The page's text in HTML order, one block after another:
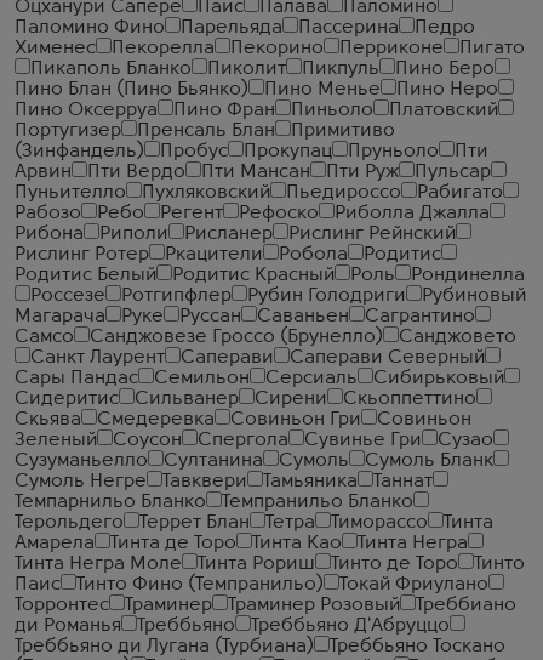
Оцханури Сапере
Паис Палава
Паломино
Паломино Фино
Парельяда Пассерина
Педро
Хименес
Пекорелла Пекорино Перриконе
Пигато
Пикаполь Бланко
Пиколит Пикпуль
Пино Беро
Пино Блан (Пино Бьянко)
Пино Менье
Пино Неро
Пино Оксерруа
Пино Фран Пиньоло
Платовский
Португизер
Пренсаль Блан
Примитиво
(Зинфандель)
Пробус Прокупац Пруньоло
Пти
Арвин
Пти Вердо Пти Мансан Пти Руж
Пульсар
Пуньителло
Пухляковский Пьедироссо
Рабигато
Рабозо
Ребо Регент Рефоско
Риболла Джалла
Рибона
Риполи Рисланер
Рислинг Рейнский
Рислинг Ротер
Ркацители Робола
Родитис
Родитис Белый
Родитис Красный Роль
Рондинелла
Россезе
Ротгипфлер Рубин Голодриги
Рубиновый
Магарача
Руке Руссан Саваньен
Сагрантино
Самсо
Санджовезе Гроссо (Брунелло)
Санджовето
Санкт Лаурент
Саперави
Саперави Северный
Сары Пандас
Семильон Серсиаль
Сибирьковый
Сидеритис
Сильванер Сирени
Скьоппеттино
Скьява
Смедеревка Совиньон Гри
Совиньон
Зеленый
Соусон Спергола Сувинье Гри
Сузао
Сузуманьелло
Султанина Сумоль
Сумоль Бланк
Сумоль Негре
Тавквери Тамьяника
Таннат
Темпарнильо Бланко
Темпранильо Бланко
Терольдего
Террет Блан Тетра Тиморассо
Тинта
Амарела
Тинта де Торо Тинта Као
Тинта Негра
Тинта Негра Моле
Тинта Рориш Тинто де Торо
Тинто
Паис
Тинто Фино (Темпранильо)
Токай Фриулано
Торронтес
Траминер Траминер Розовый
Треббиано
ди Романья
Треббьяно
Треббьяно Д'Абруццо
Треббьяно ди Лугана (Турбиана)
Треббьяно Тоскано